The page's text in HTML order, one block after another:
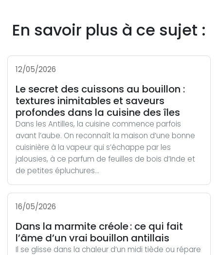
En savoir plus à ce sujet :
12/05/2026
Le secret des cuissons au bouillon :
textures inimitables et saveurs
profondes dans la cuisine des îles
Dans les Antilles, la cuisine commence parfois
avant l’aube. On reconnaît la maison d’une bonne
cuisinière à la vapeur qui s’échappe par les
jalousies, à ce parfum de feuilles de bois d’Inde et
de petites épluchures...
16/05/2026
Dans la marmite créole : ce qui fait
l’âme d’un vrai bouillon antillais
Il se glisse dans la chaleur d’un midi tiède ou répare